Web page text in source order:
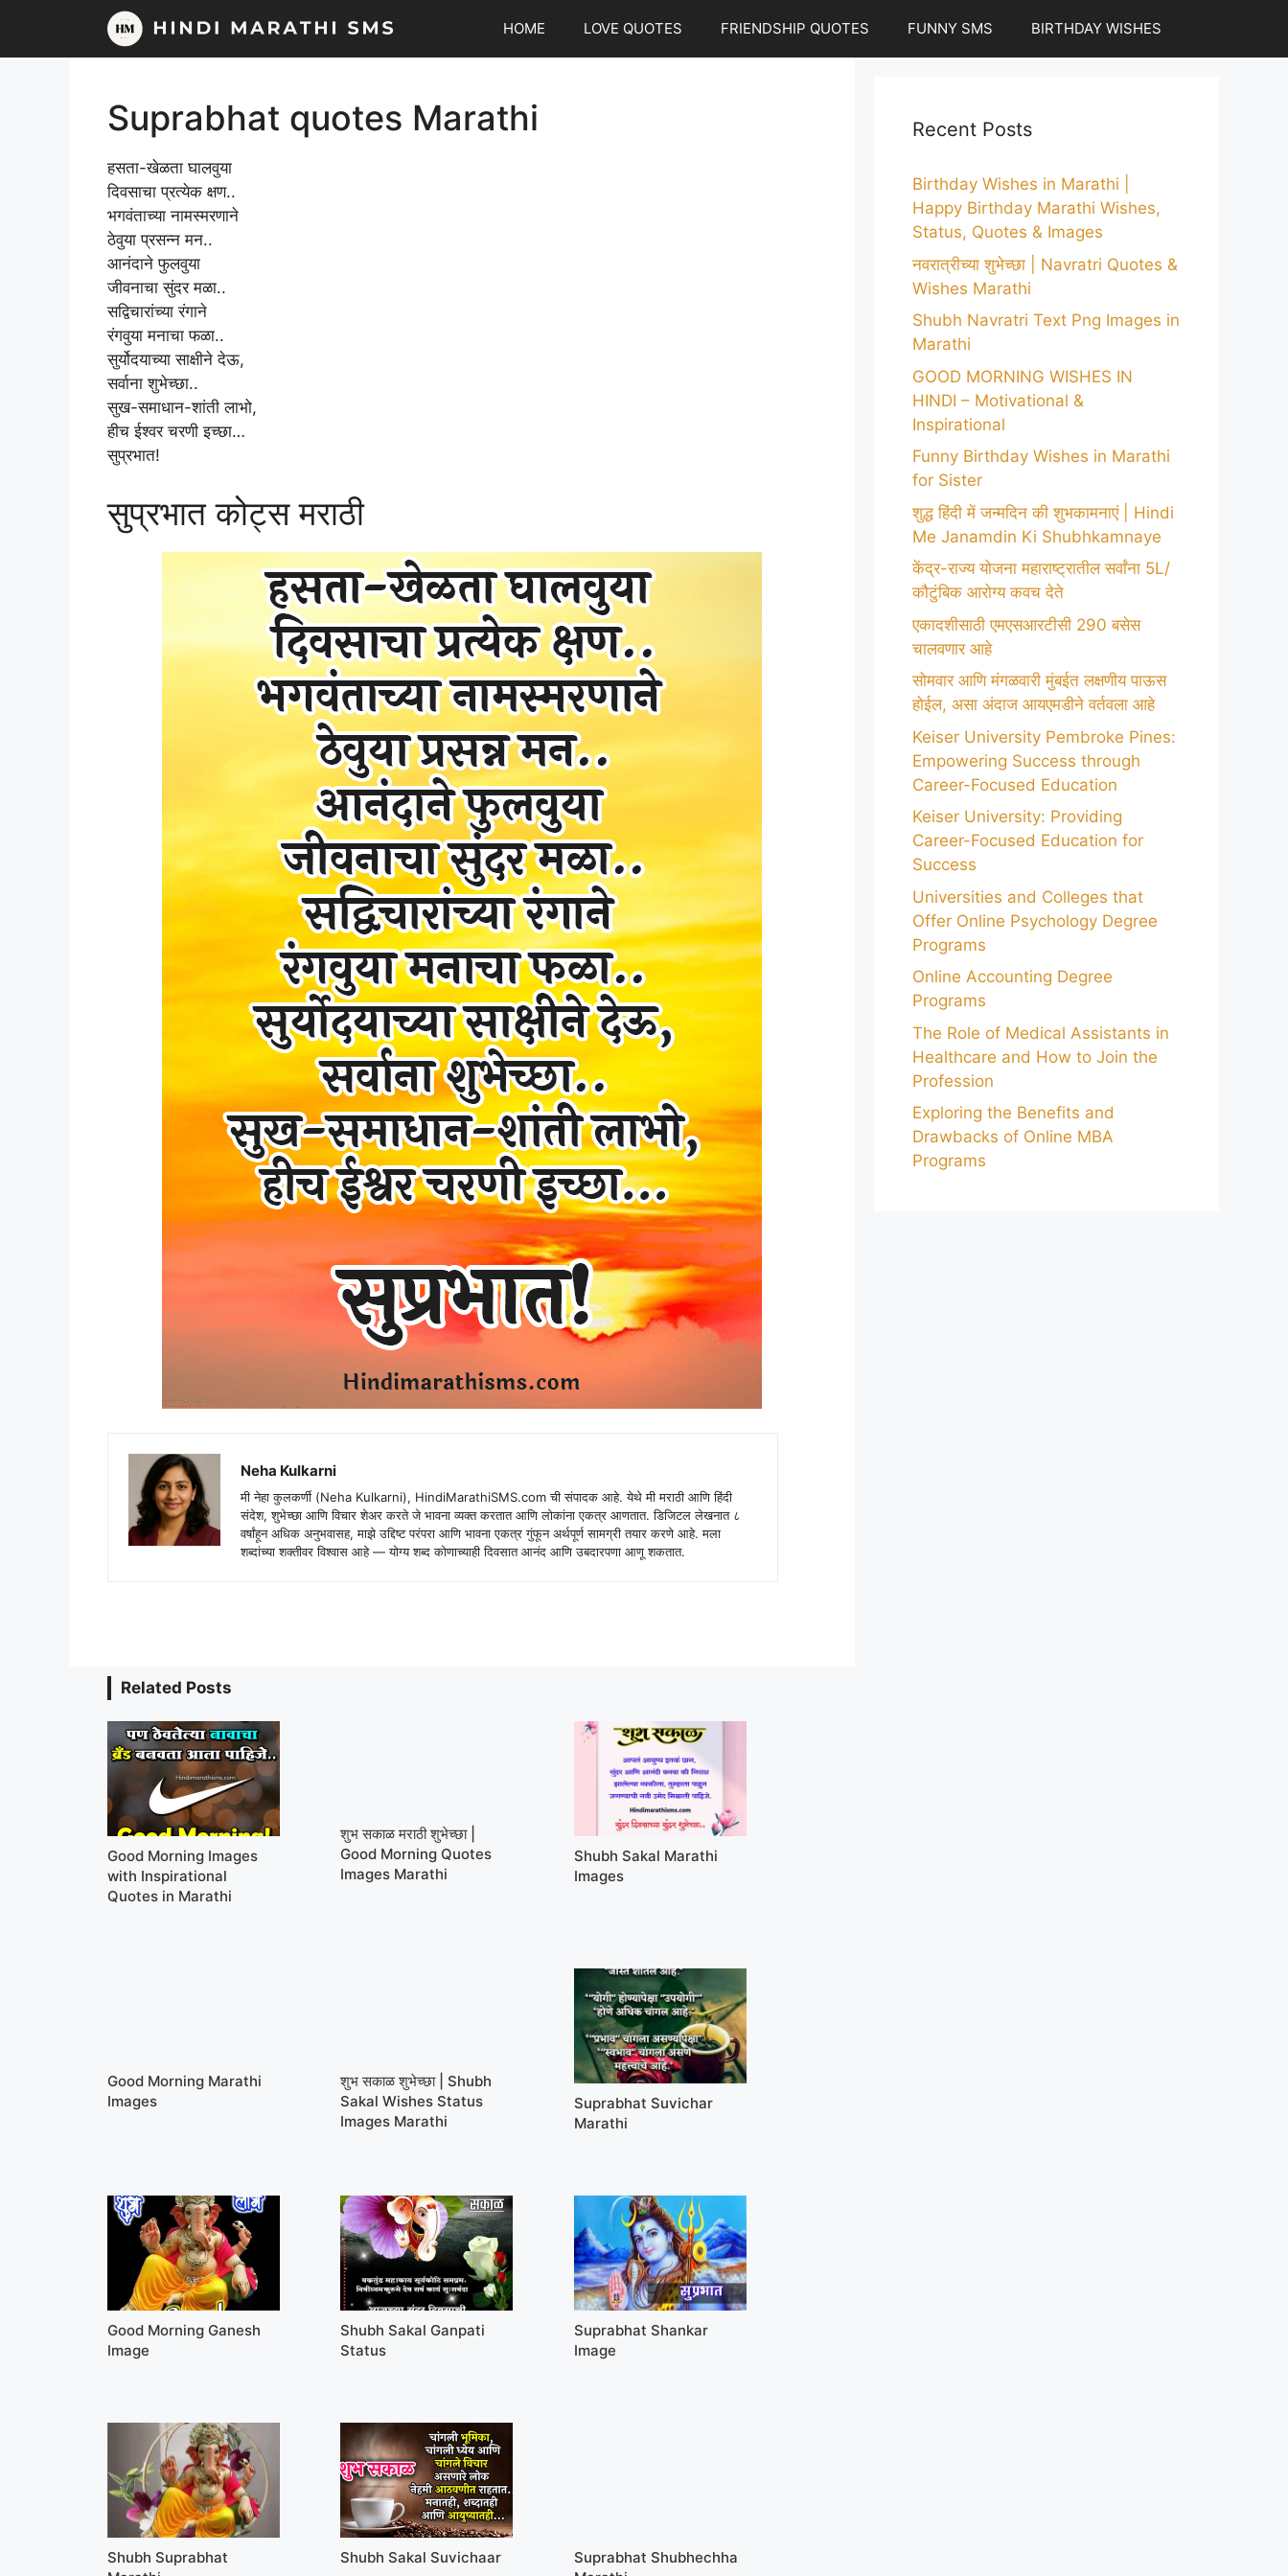
content
HOME LOVE QUOTES FRIENDSHIP QUOTES FUNNY SMS BIRTHDAY WISHES
Suprabhat quotes Marathi
हसता-खेळता घालवुया
दिवसाचा प्रत्येक क्षण..
भगवंताच्या नामस्मरणाने
ठेवुया प्रसन्न मन..
आनंदाने फुलवुया
जीवनाचा सुंदर मळा..
सद्विचारांच्या रंगाने
रंगवुया मनाचा फळा..
सुर्योदयाच्या साक्षीने देऊ,
सर्वाना शुभेच्छा..
सुख-समाधान-शांती लाभो,
हीच ईश्वर चरणी इच्छा…
सुप्रभात!
सुप्रभात कोट्स मराठी
Neha Kulkarni
मी नेहा कुलकर्णी (Neha Kulkarni), HindiMarathiSMS.com ची संपादक आहे. येथे मी मराठी आणि हिंदी
संदेश, शुभेच्छा आणि विचार शेअर करते जे भावना व्यक्त करतात आणि लोकांना एकत्र आणतात. डिजिटल लेखनात ८
वर्षांहून अधिक अनुभवासह, माझे उद्दिष्ट परंपरा आणि भावना एकत्र गुंफून अर्थपूर्ण सामग्री तयार करणे आहे. मला
शब्दांच्या शक्तीवर विश्वास आहे — योग्य शब्द कोणाच्याही दिवसात आनंद आणि उबदारपणा आणू शकतात.
Related Posts
Good Morning Images
with Inspirational
Quotes in Marathi
शुभ सकाळ मराठी शुभेच्छा |
Good Morning Quotes
Images Marathi
Shubh Sakal Marathi
Images
Good Morning Marathi
Images
शुभ सकाळ शुभेच्छा | Shubh
Sakal Wishes Status
Images Marathi
Suprabhat Suvichar
Marathi
Good Morning Ganesh
Image
Shubh Sakal Ganpati
Status
Suprabhat Shankar
Image
Shubh Suprabhat
Shubh Sakal Suvichaar
Suprabhat Shubhechha
Recent Posts
Birthday Wishes in Marathi |
Happy Birthday Marathi Wishes,
Status, Quotes & Images
नवरात्रीच्या शुभेच्छा | Navratri Quotes &
Wishes Marathi
Shubh Navratri Text Png Images in
Marathi
GOOD MORNING WISHES IN
HINDI – Motivational &
Inspirational
Funny Birthday Wishes in Marathi
for Sister
शुद्ध हिंदी में जन्मदिन की शुभकामनाएं | Hindi
Me Janamdin Ki Shubhkamnaye
केंद्र-राज्य योजना महाराष्ट्रातील सर्वांना 5L/
कौटुंबिक आरोग्य कवच देते
एकादशीसाठी एमएसआरटीसी 290 बसेस
चालवणार आहे
सोमवार आणि मंगळवारी मुंबईत लक्षणीय पाऊस
होईल, असा अंदाज आयएमडीने वर्तवला आहे
Keiser University Pembroke Pines:
Empowering Success through
Career-Focused Education
Keiser University: Providing
Career-Focused Education for
Success
Universities and Colleges that
Offer Online Psychology Degree
Programs
Online Accounting Degree
Programs
The Role of Medical Assistants in
Healthcare and How to Join the
Profession
Exploring the Benefits and
Drawbacks of Online MBA
Programs